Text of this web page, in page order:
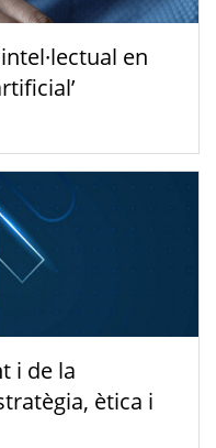
en
i de la
ètica i